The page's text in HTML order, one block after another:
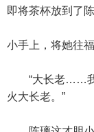
即将茶杯放到了
小手上，将她往
“大长老……我
火大长老。”